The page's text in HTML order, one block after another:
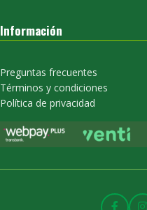
Información
Preguntas frecuentes
Términos y condiciones
Política de privacidad